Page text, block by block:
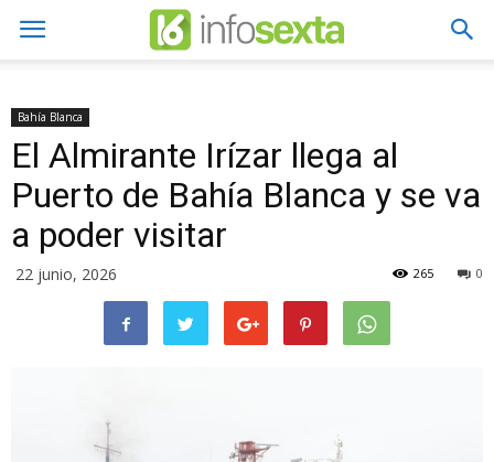
Bahía Blanca
El Almirante Irízar llega al
Puerto de Bahía Blanca y se va
a poder visitar
22 junio, 2026 0
265